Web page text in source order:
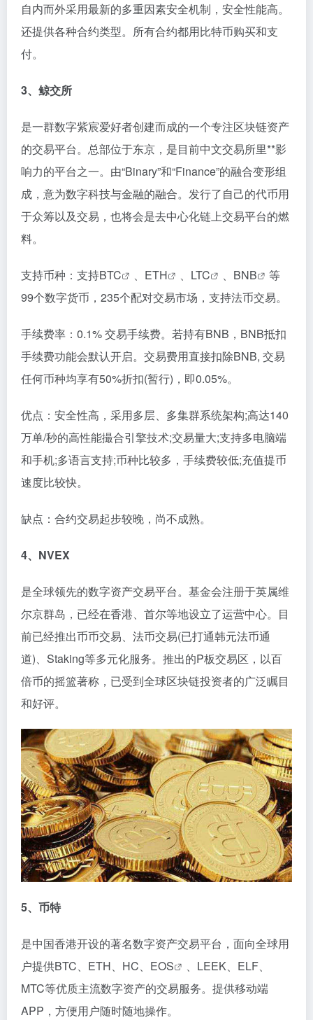
自内而外采用最新的多重因素安全机制，安全性能高。
还提供各种合约类型。所有合约都用比特币购买和支
付。
3、鲸交所
是一群数字紫宸爱好者创建而成的一个专注区块链资产
的交易平台。总部位于东京，是目前中文交易所里**影
响力的平台之一。由“Binary”和“Finance”的融合变形组
成，意为数字科技与金融的融合。发行了自己的代币用
于众筹以及交易，也将会是去中心化链上交易平台的燃
料。
支持币种：支持BTC 、 ETH 、 LTC 、 BNB
等
99个数字货币，235个配对交易市场，支持法币交易。
手续费率：0.1% 交易手续费。若持有BNB，BNB抵扣
手续费功能会默认开启。交易费用直接扣除BNB, 交易
任何币种均享有50%折扣(暂行)，即0.05%。
优点：安全性高，采用多层、多集群系统架构;高达140
万单/秒的高性能撮合引擎技术;交易量大;支持多电脑端
和手机;多语言支持;币种比较多，手续费较低;充值提币
速度比较快。
缺点：合约交易起步较晚，尚不成熟。
4、NVEX
是全球领先的数字资产交易平台。基金会注册于英属维
尔京群岛，已经在香港、首尔等地设立了运营中心。目
前已经推出币币交易、法币交易(已打通韩元法币通
道)、Staking等多元化服务。推出的P板交易区，以百
倍币的摇篮著称，已受到全球区块链投资者的广泛瞩目
和好评。
5、币特
是中国香港开设的著名数字资产交易平台，面向全球用
户提供BTC、ETH、HC、 EOS
、LEEK、ELF、
MTC等优质主流数字资产的交易服务。提供移动端
APP，方便用户随时随地操作。